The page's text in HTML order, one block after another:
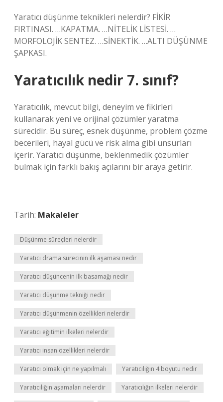
Yaratıcı düşünme teknikleri nelerdir? FİKİR
FIRTINASI. …KAPATMA. …NİTELİK LİSTESİ. …
MORFOLOJİK SENTEZ. …SİNEKTİK. …ALTI DÜŞÜNME
ŞAPKASI.
Yaratıcılık nedir 7. sınıf?
Yaratıcılık, mevcut bilgi, deneyim ve fikirleri
kullanarak yeni ve orijinal çözümler yaratma
sürecidir. Bu süreç, esnek düşünme, problem çözme
becerileri, hayal gücü ve risk alma gibi unsurları
içerir. Yaratıcı düşünme, beklenmedik çözümler
bulmak için farklı bakış açılarını bir araya getirir.
Tarih: Makaleler
Düşünme süreçleri nelerdir
Yaratıcı drama sürecinin ilk aşaması nedir
Yaratıcı düşüncenin ilk basamağı nedir
Yaratıcı düşünme tekniği nedir
Yaratıcı düşünmenin özellikleri nelerdir
Yaratıcı eğitimin ilkeleri nelerdir
Yaratıcı insan özellikleri nelerdir
Yaratıcı olmak için ne yapılmalı Yaratıcılığın 4 boyutu nedir
Yaratıcılığın aşamaları nelerdir Yaratıcılığın ilkeleri nelerdir